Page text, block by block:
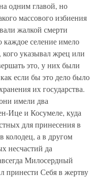
одним главой, но
массового избиения
жалкой смерти
каждое селение имело
кого указывал жрец или
это, у них были
если бы это дело было
их государства.
имели два
Ице и Косумеле, куда
для принесения в
колодец, а в другом
несчастий да
Милосердный
принести Себя в жертву